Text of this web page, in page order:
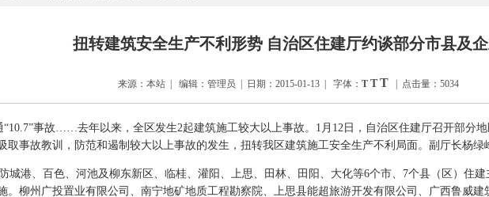
扭转建筑安全生产不利形势 自治区住建厅约谈部分市县及
来源：本站 | 编辑：管理员 | 日期：2015-01-13 | 字体： T T T| 点击量：5034
“10.7”事故……去年以来，全区发生2起建筑施工较大以上事故。1月12日，自治区住建厅召开部分
取事故教训，防范和遏制较大以上事故的发生，扭转我区建筑施工安全生产不利局面。副厅长杨绿
港、百色、河池及柳东新区、临桂、灌阳、上思、田林、田阳、大化等6个市、7个县（区）住建
。柳州广投置业有限公司、南宁地矿地质工程勘察院、上思县能超旅游开发有限公司、广西鲁威